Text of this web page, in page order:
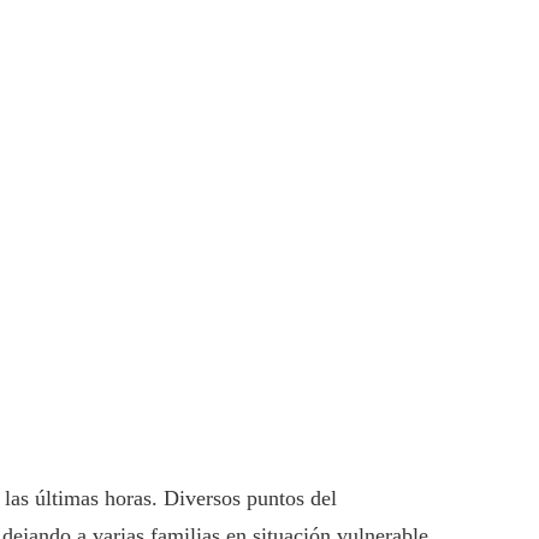
últimas horas. Diversos puntos del